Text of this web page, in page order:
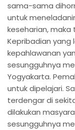
sama-sama
untuk
keseharian,
Kepribadian yang
kepahlawanan
sesungguhnya
Yogyakarta.
untuk dipelajari.
terdengar di
dilakukan
sesungguhnya